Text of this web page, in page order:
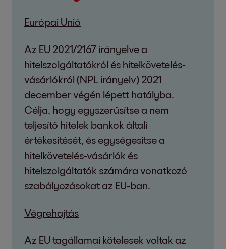
Európai Unió
Az EU 2021/2167 irányelve a
hitelszolgáltatókról és hitelkövetelés-
vásárlókról (NPL irányelv) 2021
december végén lépett hatályba.
Célja, hogy egyszerűsítse a nem
teljesítő hitelek bankok általi
értékesítését, és egységesítse a
hitelkövetelés-vásárlók és
hitelszolgáltatók számára vonatkozó
szabályozásokat az EU-ban.
Végrehajtás
Az EU tagállamai kötelesek voltak az